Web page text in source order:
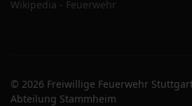
Wikipedia - Feuerwehr
© 2026 Freiwillige Feuerwehr
Abteilung Stammheim